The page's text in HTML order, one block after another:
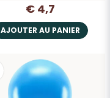
€ 4,7
AJOUTER AU PANIER